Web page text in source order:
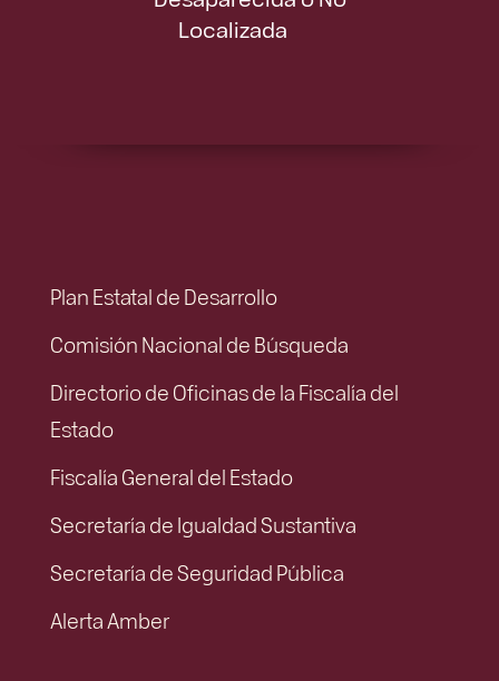
Localizada
Plan Estatal de Desarrollo
Comisión Nacional de Búsqueda
Directorio de Oficinas de la Fiscalía del
Estado
Fiscalía General del Estado
Secretaría de Igualdad Sustantiva
Secretaría de Seguridad Pública
Alerta Amber